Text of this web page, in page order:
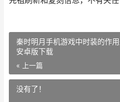
秦时明月手机游戏中时装的作
安卓版下载
« 上一篇
没有了！